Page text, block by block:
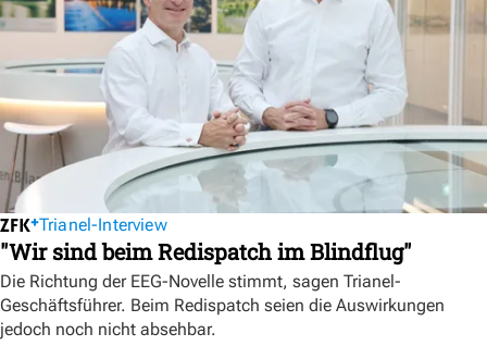
Trianel-Interview
"Wir sind beim Redispatch im Blindflug"
Die Richtung der EEG-Novelle stimmt, sagen Trianel-
Geschäftsführer. Beim Redispatch seien die Auswirkungen
jedoch noch nicht absehbar.